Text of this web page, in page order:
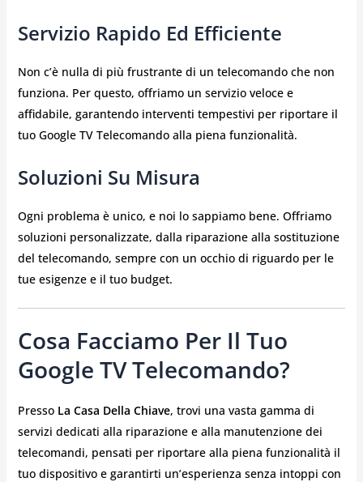
Servizio Rapido Ed Efficiente
Non c’è nulla di più frustrante di un telecomando che non
funziona. Per questo, offriamo un servizio veloce e
affidabile, garantendo interventi tempestivi per riportare il
tuo Google TV Telecomando alla piena funzionalità.
Soluzioni Su Misura
Ogni problema è unico, e noi lo sappiamo bene. Offriamo
soluzioni personalizzate, dalla riparazione alla sostituzione
del telecomando, sempre con un occhio di riguardo per le
tue esigenze e il tuo budget.
Cosa Facciamo Per Il Tuo
Google TV Telecomando?
Presso La Casa Della Chiave, trovi una vasta gamma di
servizi dedicati alla riparazione e alla manutenzione dei
telecomandi, pensati per riportare alla piena funzionalità il
tuo dispositivo e garantirti un’esperienza senza intoppi con